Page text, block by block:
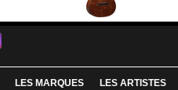
LES MARQUES LES ARTISTES